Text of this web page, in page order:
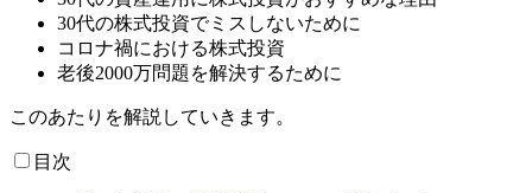
30代の株式投資でミスしないために
コロナ禍における株式投資
老後2000万問題を解決するために
このあたりを解説していきます。
目次